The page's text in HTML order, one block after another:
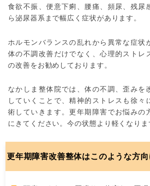
食欲不振、便意下痢、腰痛、頻尿、残尿
ら泌尿器系まで幅広く症状があります。
ホルモンバランスの乱れから異常な症状
体の不調改善だけでなく、心理的ストレ
の改善をお勧めしております。
なかしま整体院では、体の不調、歪みを
していくことで、精神的ストレスも徐々
術していきます。更年期障害でお悩みの
にきてください。今の状態より軽くなりま
更年期障害改善整体はこのような方向